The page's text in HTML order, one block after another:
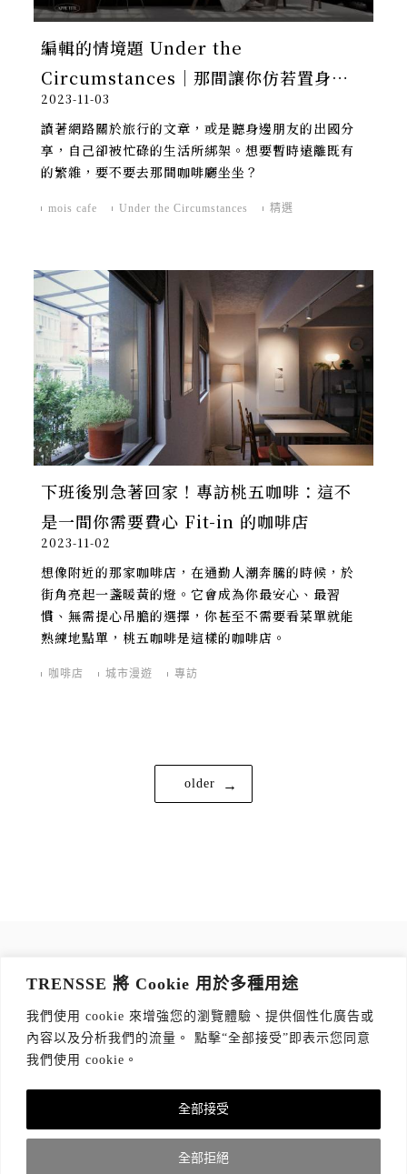
TRENSSE 將 Cookie 用於多種用途
我們使用 cookie 來增強您的瀏覽體驗、提供個性化廣告或
內容以及分析我們的流量。 點擊“全部接受”即表示您同意
我們使用 cookie。
全部拒絕
全部接受
編輯的情境題 Under the
Circumstances｜那間讓你仿若置身國
外的咖啡廳
2023-11-03
讀著網路關於旅行的文章，或是聽身邊朋友的出國分
享，自己卻被忙碌的生活所綁架。想要暫時遠離既有
的繁雜，要不要去那間咖啡廳坐坐？
mois cafe Under the Circumstances 精選
下班後別急著回家！專訪桃五咖啡：這不
是一間你需要費心 Fit-in 的咖啡店
2023-11-02
想像附近的那家咖啡店，在通勤人潮奔騰的時候，於
街角亮起一盞暖黃的燈。它會成為你最安心、最習
慣、無需提心吊膽的選擇，你甚至不需要看菜單就能
熟練地點單，桃五咖啡是這樣的咖啡店。
咖啡店 城市漫遊 專訪
older
讀出你的品味，每週獲取質感生活 Tips！
訂閱傳思電子報*
隱私權政策